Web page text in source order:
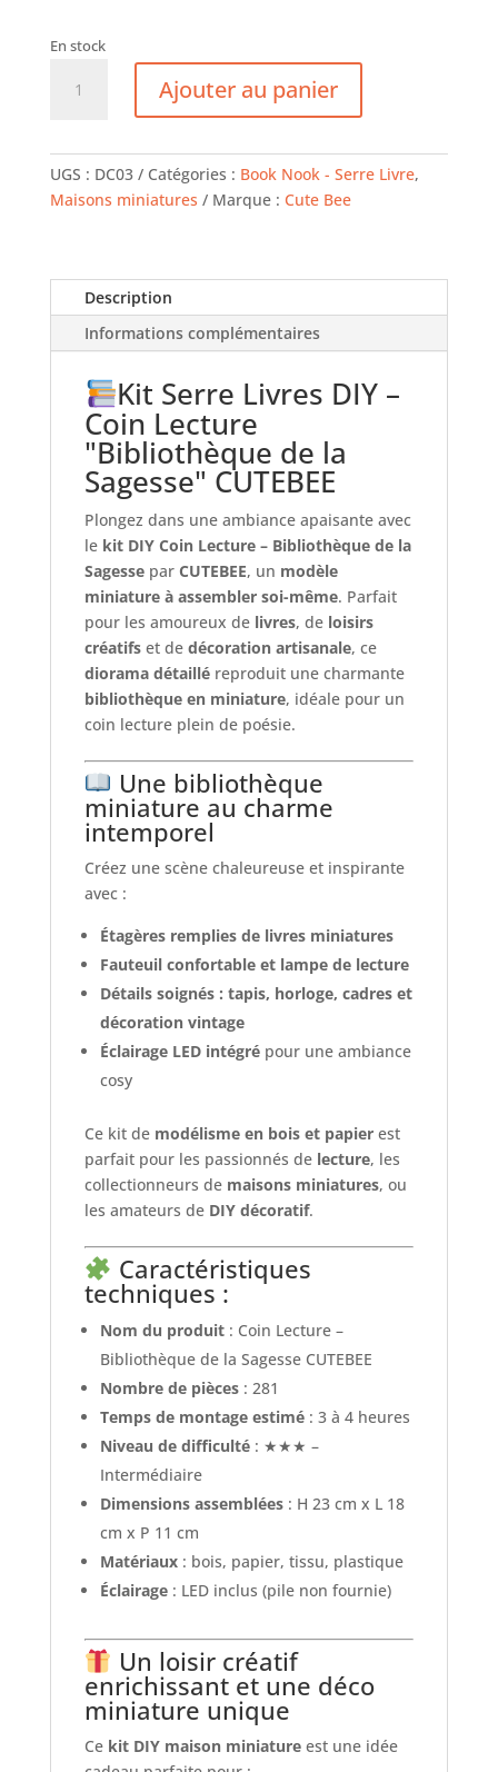
En stock
-
Bibliothèque
Sagesse
Library
of
Wisdom
Ajouter au panier
UGS : DC03 Catégories : Book Nook - Serre Livre,
Maisons miniatures
Marque : Cute Bee
Description
Informations complémentaires
Kit Serre Livres DIY –
Coin Lecture
"Bibliothèque de la
Sagesse" CUTEBEE
Plongez dans une ambiance apaisante avec
le kit DIY Coin Lecture – Bibliothèque de la
Sagessepar CUTEBEE, un modèle
miniature à assembler soi-même. Parfait
pour les amoureux de livres, de loisirs
créatifset de décoration artisanale, ce
diorama détailléreproduit une charmante
bibliothèque en miniature, idéale pour un
coin lecture plein de poésie.
Une bibliothèque
miniature au charme
intemporel
Créez une scène chaleureuse et inspirante
avec :
Étagères remplies de livres miniatures
Fauteuil confortable et lampe de lecture
Détails soignés : tapis, horloge, cadres et
décoration vintage
Éclairage LED intégrépour une ambiance
cosy
Ce kit de modélisme en bois et papierest
parfait pour les passionnés de lecture, les
collectionneurs de maisons miniatures, ou
les amateurs de DIY décoratif.
Caractéristiques
techniques :
Nom du produit: Coin Lecture –
Bibliothèque de la Sagesse CUTEBEE
Nombre de pièces: 281
Temps de montage estimé: 3 à 4 heures
Niveau de difficulté: ★★★ –
Intermédiaire
Dimensions assemblées: H 23 cm x L 18
cm x P 11 cm
Matériaux: bois, papier, tissu, plastique
Éclairage: LED inclus (pile non fournie)
Un loisir créatif
enrichissant et une déco
miniature unique
Ce kit DIY maison miniatureest une idée